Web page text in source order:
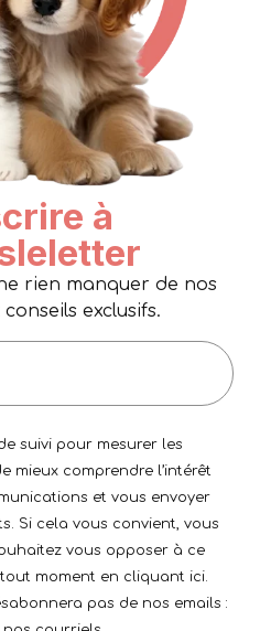
à
rien manquer de nos
exclusifs.
suivi pour mesurer les
mieux comprendre l’intérêt
et vous envoyer
Si cela vous convient, vous
vous opposer à ce
moment en cliquant ici.
pas de nos emails :